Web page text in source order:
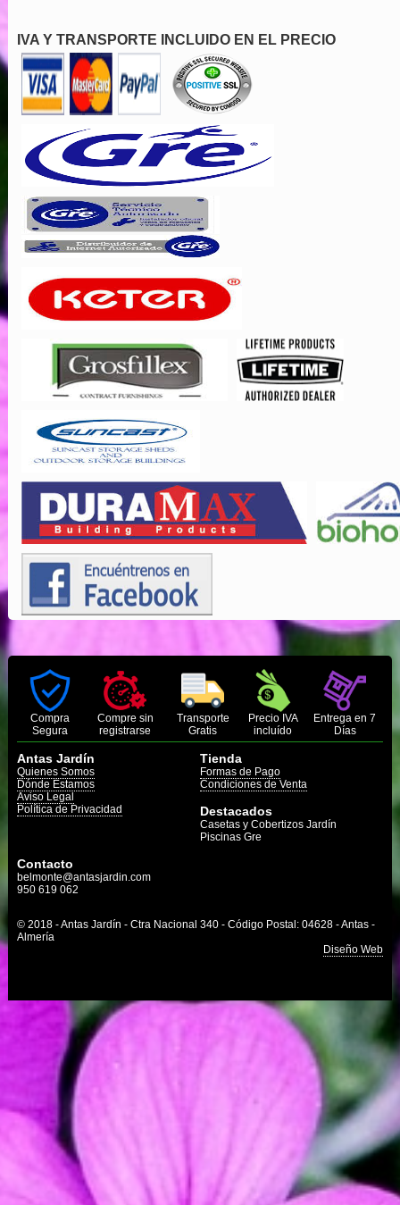
IVA Y TRANSPORTE INCLUIDO EN EL PRECIO
Compra
Segura
Compre sin
registrarse
Transporte
Gratis
Precio IVA
incluído
Entrega en 7
Días
Antas Jardín
Quienes Somos
Dónde Estamos
Aviso Legal
Política de Privacidad
Tienda
Formas de Pago
Condiciones de Venta
Destacados
Casetas y Cobertizos Jardín
Piscinas Gre
Contacto
belmonte@antasjardin.com
950 619 062
© 2018 - Antas Jardín - Ctra Nacional 340 - Código Postal: 04628 - Antas -
Almería
Diseño Web